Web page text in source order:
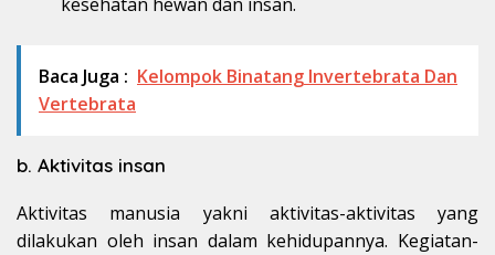
Baca Juga : Kelompok Binatang Invertebrata Dan
Vertebrata
b. Aktivitas insan
Aktivitas manusia yakni aktivitas-aktivitas yang
dilakukan oleh insan dalam kehidupannya. Kegiatan-